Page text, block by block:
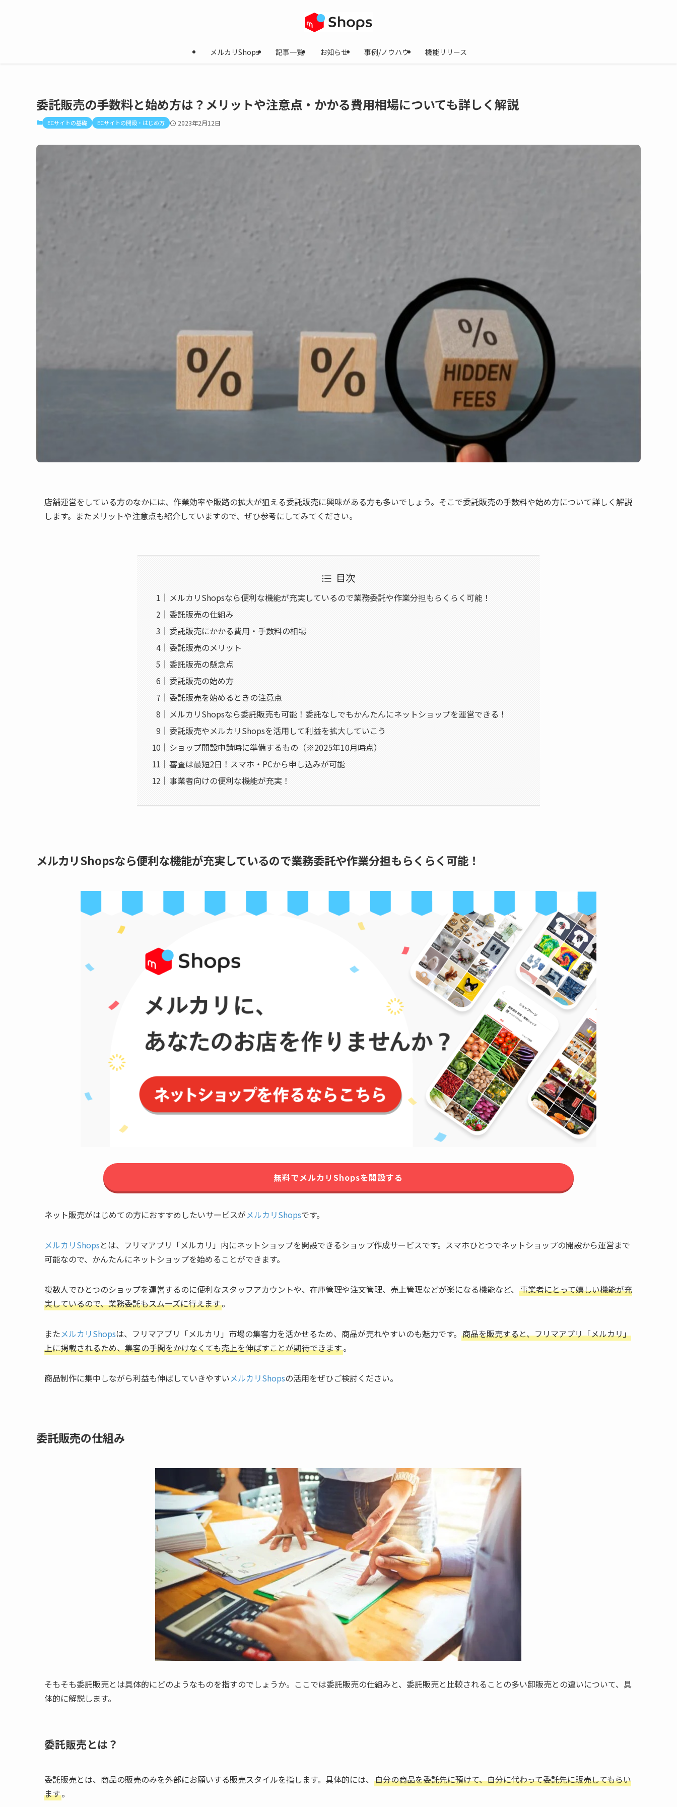
メルカリShops 記事一覧 お知らせ 事例/ノウハウ 機能リリース
委託販売の手数料と始め方は？メリットや注意点・かかる費用相場についても詳しく解説
ECサイトの基礎 ECサイトの開設・はじめ方 2023年2月12日
店舗運営をしている方のなかには、作業効率や販路の拡大が狙える委託販売に興味がある方も多いでしょう。そこで委託販売の手数料や始め方について詳しく解説
します。またメリットや注意点も紹介していますので、ぜひ参考にしてみてください。
目次
メルカリShopsなら便利な機能が充実しているので業務委託や作業分担もらくらく可能！
委託販売の仕組み
委託販売にかかる費用・手数料の相場
委託販売のメリット
委託販売の懸念点
委託販売の始め方
委託販売を始めるときの注意点
メルカリShopsなら委託販売も可能！委託なしでもかんたんにネットショップを運営できる！
委託販売やメルカリShopsを活用して利益を拡大していこう
ショップ開設申請時に準備するもの（※2025年10月時点）
審査は最短2日！スマホ・PCから申し込みが可能
事業者向けの便利な機能が充実！
メルカリShopsなら便利な機能が充実しているので業務委託や作業分担もらくらく可能！
無料でメルカリShopsを開設する
ネット販売がはじめての方におすすめしたいサービスがメルカリShopsです。
メルカリShopsとは、フリマアプリ「メルカリ」内にネットショップを開設できるショップ作成サービスです。スマホひとつでネットショップの開設から運営まで
可能なので、かんたんにネットショップを始めることができます。
複数人でひとつのショップを運営するのに便利なスタッフアカウントや、在庫管理や注文管理、売上管理などが楽になる機能など、 事業者にとって嬉しい機能が充
実しているので、業務委託もスムーズに行えます。
またメルカリShopsは、フリマアプリ「メルカリ」市場の集客力を活かせるため、商品が売れやすいのも魅力です。 商品を販売すると、フリマアプリ「メルカリ」
上に掲載されるため、集客の手間をかけなくても売上を伸ばすことが期待できます。
商品制作に集中しながら利益も伸ばしていきやすいメルカリShopsの活用をぜひご検討ください。
委託販売の仕組み
そもそも委託販売とは具体的にどのようなものを指すのでしょうか。ここでは委託販売の仕組みと、委託販売と比較されることの多い卸販売との違いについて、具
体的に解説します。
委託販売とは？
委託販売とは、商品の販売のみを外部にお願いする販売スタイルを指します。具体的には、 自分の商品を委託先に預けて、自分に代わって委託先に販売してもらい
ます。